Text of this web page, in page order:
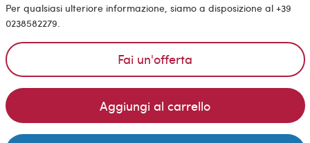
Per qualsiasi ulteriore informazione, siamo a disposizione al +39
0238582279.
Fai un'offerta
Aggiungi al carrello